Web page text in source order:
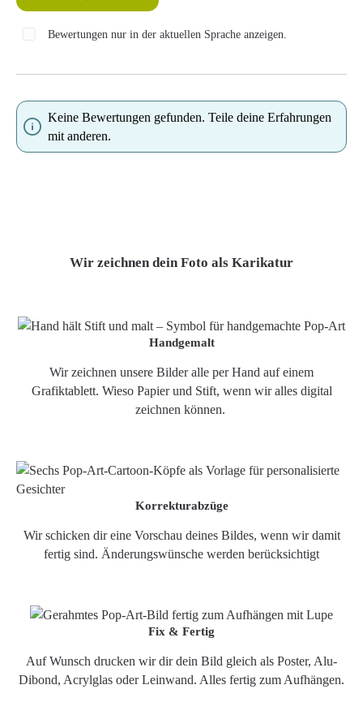
Bewertungen nur in der aktuellen Sprache anzeigen.
Keine Bewertungen gefunden. Teile deine Erfahrungen
mit anderen.
Wir zeichnen dein Foto als Karikatur
Handgemalt
Wir zeichnen unsere Bilder alle per Hand auf einem
Grafiktablett. Wieso Papier und Stift, wenn wir alles digital
zeichnen können.
Korrekturabzüge
Wir schicken dir eine Vorschau deines Bildes, wenn wir damit
fertig sind. Änderungswünsche werden berücksichtigt
Fix & Fertig
Auf Wunsch drucken wir dir dein Bild gleich als Poster, Alu-
Dibond, Acrylglas oder Leinwand. Alles fertig zum Aufhängen.